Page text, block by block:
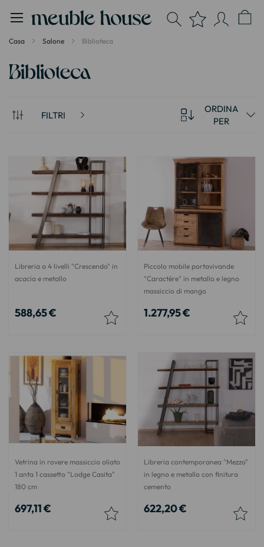
Casa Salone Biblioteca
Biblioteca
FILTRI
ORDINA
PER
Libreria a 4 livelli "Crescendo" in
acacia e metallo
588,65 €
Piccolo mobile portavivande
"Caractère" in metallo e legno
massiccio di mango
1.277,95 €
Vetrina in rovere massiccio oliato
1 anta 1 cassetto "Lodge Casita"
180 cm
697,11 €
Libreria contemporanea "Mezzo"
in legno e metallo con finitura
cemento
622,20 €